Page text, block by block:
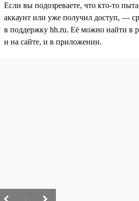
Если вы подозреваете, что кто-то
аккаунт или уже получил доступ, —
в поддержку hh.ru. Её можно найти в
и на сайте, и в приложении.